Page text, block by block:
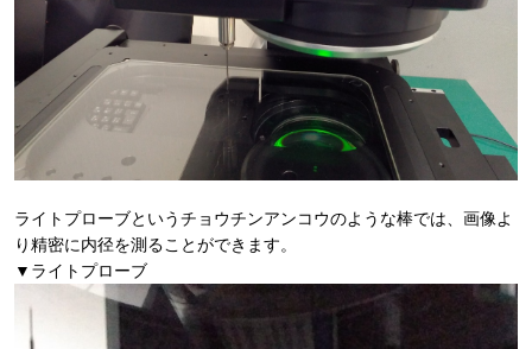
ライトプローブというチョウチンアンコウのような棒では、画像よ
り精密に内径を測ることができます。
▼ライトプローブ